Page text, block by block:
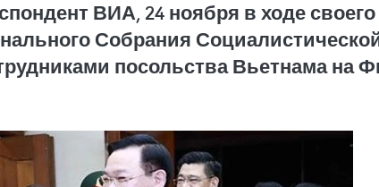
ВИА, 24 ноября в ходе
Собрания
посольства Вьетнама на